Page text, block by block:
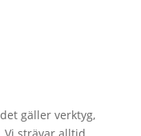
gäller verktyg,